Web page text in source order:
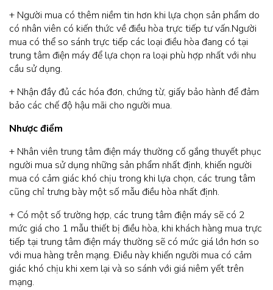
+ Người mua có thêm niềm tin hơn khi lựa chọn sản phẩm do
có nhân viên có kiến thức về điều hòa trực tiếp tư vấn.Người
mua có thể so sánh trực tiếp các loại điều hòa đang có tại
trung tâm điện máy để lựa chọn ra loại phù hợp nhất với nhu
cầu sử dụng.
+ Nhận đầy đủ các hóa đơn, chứng từ, giấy bảo hành để đảm
bảo các chế độ hậu mãi cho người mua.
Nhược điểm
+ Nhân viên trung tâm điện máy thường cố gắng thuyết phục
người mua sử dụng những sản phẩm nhất định, khiến người
mua có cảm giác khó chịu trong khi lựa chọn, các trung tâm
cũng chỉ trưng bày một số mẫu điều hòa nhất định.
+ Có một số trường hợp, các trung tâm điện máy sẽ có 2
mức giá cho 1 mẫu thiết bị điều hòa, khi khách hàng mua trực
tiếp tại trung tâm điện máy thường sẽ có mức giá lớn hơn so
với mua hàng trên mạng. Điều này khiến người mua có cảm
giác khó chịu khi xem lại và so sánh với giá niêm yết trên
mạng.